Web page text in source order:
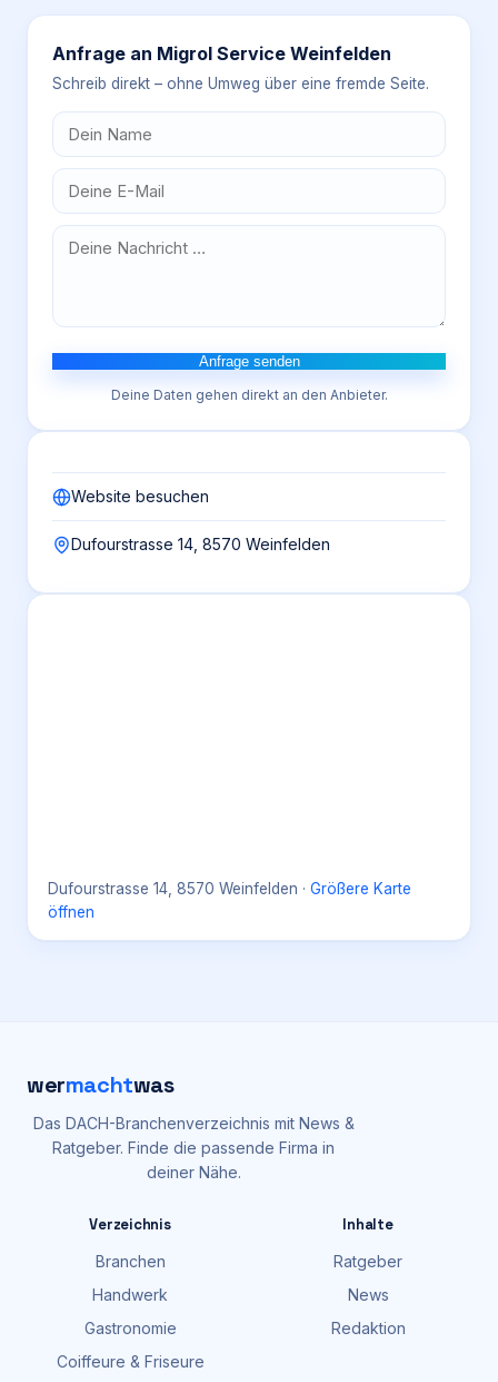
Anfrage an Migrol Service Weinfelden
Schreib direkt – ohne Umweg über eine fremde Seite.
Anfrage senden
Deine Daten gehen direkt an den Anbieter.
Website besuchen
Dufourstrasse 14, 8570 Weinfelden
Dufourstrasse 14, 8570 Weinfelden · Größere Karte
öffnen
wermachtwas
Das DACH-Branchenverzeichnis mit News &
Ratgeber. Finde die passende Firma in
deiner Nähe.
Verzeichnis
Branchen
Handwerk
Gastronomie
Coiffeure & Friseure
Inhalte
Ratgeber
News
Redaktion